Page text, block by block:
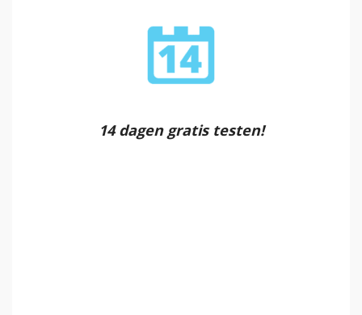
14 dagen gratis testen!